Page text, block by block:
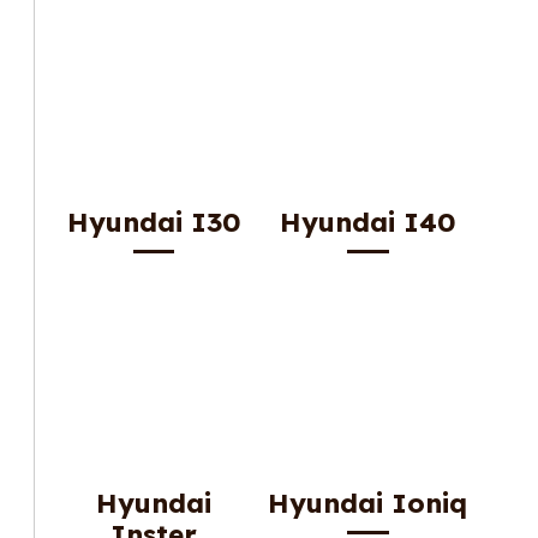
Hyundai I30 Hyundai I40
Hyundai
Hyundai Ioniq